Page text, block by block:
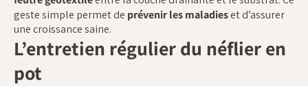
geste simple permet de prévenir les maladieset d’assurer
une croissance saine.
L’entretien régulier du néflier en
pot